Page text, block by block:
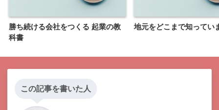
勝ち続ける会社をつくる 起業の教
科書
地元をどこまで知ってい
この記事を書いた人